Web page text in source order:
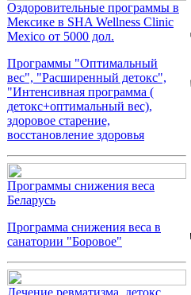
Оздоровительные программы в
Мексике в SHA Wellness Clinic
Mexico от 5000 дол.
Программы "Оптимальный
вес", "Расширенный детокс",
"Интенсивная программа (
детокс+оптимальный вес),
здоровое старение,
восстановление здоровья
Программы снижения веса
Беларусь
Программа снижения веса в
санатории "Боровое"
Лечение ревматизма, детокс,